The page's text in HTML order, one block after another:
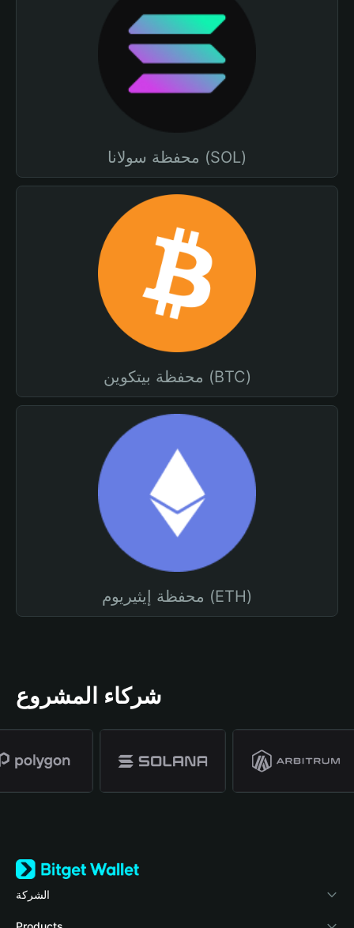
محفظة سولانا (SOL)
محفظة بيتكوين (BTC)
محفظة إيثيريوم (ETH)
شركاء المشروع
الشركة